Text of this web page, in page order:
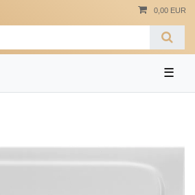
0,00 EUR
☰